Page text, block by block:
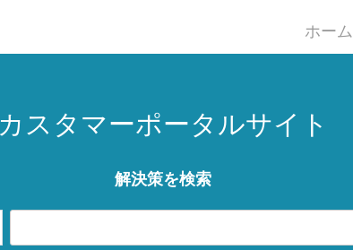
ホーム
カスタマーポータルサイト
解決策を検索